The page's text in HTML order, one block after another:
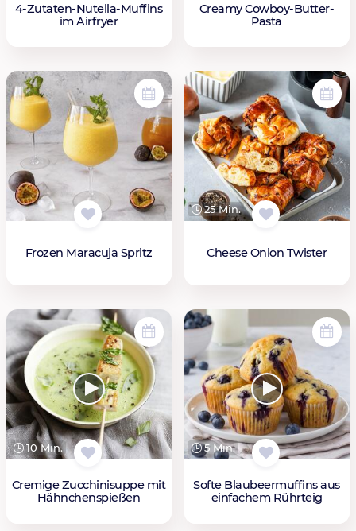
4-Zutaten-Nutella-Muffins
im Airfryer
Creamy Cowboy-Butter-
Pasta
Frozen Maracuja Spritz
25 Min.
Cheese Onion Twister
10 Min.
Cremige Zucchinisuppe mit
Hähnchenspießen
5 Min.
Softe Blaubeermuffins aus
einfachem Rührteig